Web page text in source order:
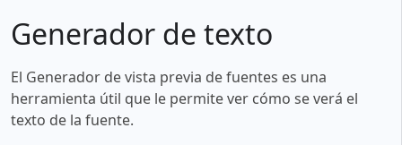
Generador de texto
El Generador de vista previa de fuentes es una
herramienta útil que le permite ver cómo se verá el
texto de la fuente.